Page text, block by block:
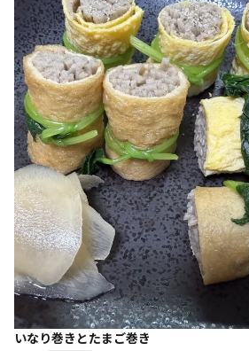
いなり巻きとたまご巻き